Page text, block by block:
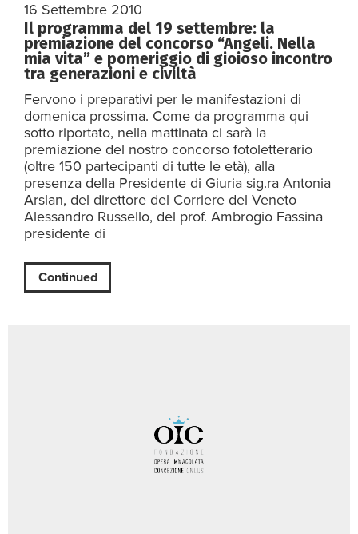
16 Settembre 2010
Il programma del 19 settembre: la
premiazione del concorso “Angeli. Nella
mia vita” e pomeriggio di gioioso incontro
tra generazioni e civiltà
Fervono i preparativi per le manifestazioni di
domenica prossima. Come da programma qui
sotto riportato, nella mattinata ci sarà la
premiazione del nostro concorso fotoletterario
(oltre 150 partecipanti di tutte le età), alla
presenza della Presidente di Giuria sig.ra Antonia
Arslan, del direttore del Corriere del Veneto
Alessandro Russello, del prof. Ambrogio Fassina
presidente di
Continued